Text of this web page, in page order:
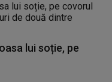
lui soție, pe